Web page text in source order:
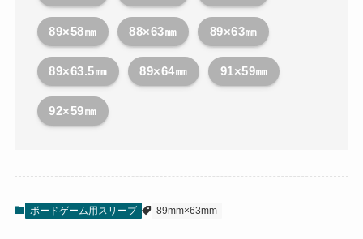
89×58㎜ 88×63㎜ 89×63㎜
89×63.5㎜ 89×64㎜ 91×59㎜
92×59㎜
ボードゲーム用スリーブ 89mm×63mm